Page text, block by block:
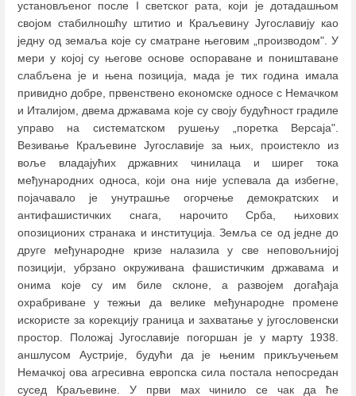
установљеног после I светског рата, који је дотадашњом
својом стабилношћу штитио и Краљевину Југославију као
једну од земаља које су сматране његовим „производом". У
мери у којој су његове основе оспораване и поништаване
слабљена је и њена позиција, мада је тих година имала
привидно добре, првенствено економске односе с Немачком
и Италијом, двема државама које су своју будућност градиле
управо на систематском рушењу „поретка Версаја".
Везивање Краљевине Југославије за њих, проистекло из
воље владајућих државних чинилаца и ширег тока
међународних односа, који она није успевала да избегне,
појачавало је унутрашње огорчење демократских и
антифашистичких снага, нарочито Срба, њихових
опозиционих странака и институција. Земља се од једне до
друге међународне кризе налазила у све неповољнијој
позицији, убрзано окруживана фашистичким државама и
онима које су им биле склоне, а развојем догађаја
охрабриване у тежњи да велике међународне промене
искористе за корекцију граница и захватање у југословенски
простор. Положај Југославије погоршан је у марту 1938.
аншлусом Аустрије, будући да је њеним прикључењем
Немачкој ова агресивна европска сила постала непосредан
сусед Краљевине. У први мах чинило се чак да ће